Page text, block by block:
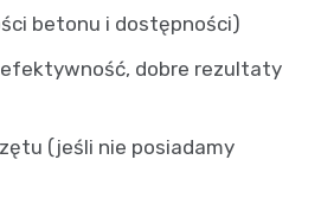
betonu i dostępności)
efektywność, dobre rezultaty
(jeśli nie posiadamy